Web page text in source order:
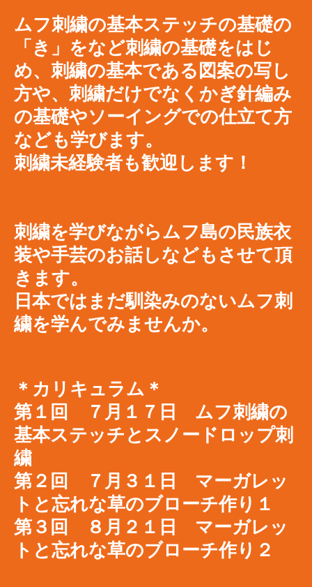
ムフ刺繍の基本ステッチの基礎の
「き」をなど刺繍の基礎をはじ
め、刺繍の基本である図案の写し
方や、刺繍だけでなくかぎ針編み
の基礎やソーイングでの仕立て方
なども学びます。
刺繍未経験者も歓迎します！
刺繍を学びながらムフ島の民族衣
装や手芸のお話しなどもさせて頂
きます。
​日本ではまだ馴染みのないムフ刺
繍を学んでみませんか。
＊カリキュラム＊
第１回 ７月１７日 ムフ刺繍の
基本ステッチとスノードロップ刺
繍
第２回 ７月３１日 マーガレッ
トと忘れな草のブローチ作り１
第３回 ８月２１日 マーガレッ
トと忘れな草のブローチ作り２